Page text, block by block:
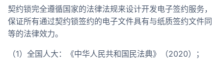
契约锁完全遵循国家的法律法规来设计开发电子签约服务，
保证所有通过契约锁签约的电子文件具有与纸质签约文件同
等的法律效力。
（1）全国人大：《中华人民共和国民法典》（2020）；